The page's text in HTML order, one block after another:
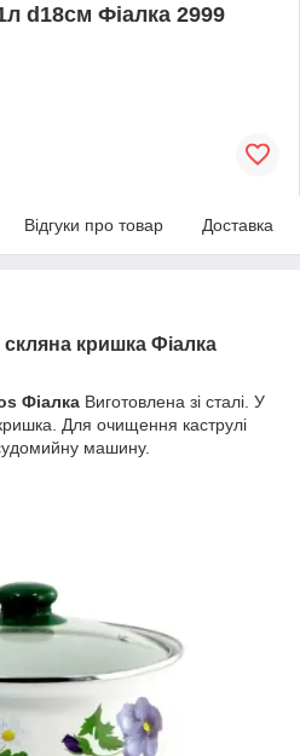
d18см Фіалка 2999
Відгуки про товар Доставка
скляна кришка Фіалка
Фіалка Виготовлена зі сталі. У
Для очищення каструлі
машину.